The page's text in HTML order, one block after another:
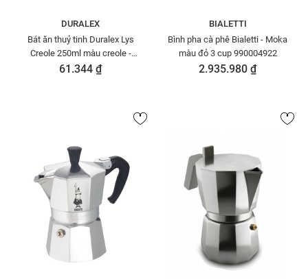
DURALEX
Bát ăn thuỷ tinh Duralex Lys
Creole 250ml màu creole -
2006CF06A1111
61.344 ₫
BIALETTI
Bình pha cà phê Bialetti - Moka
màu đỏ 3 cup 990004922
2.935.980 ₫